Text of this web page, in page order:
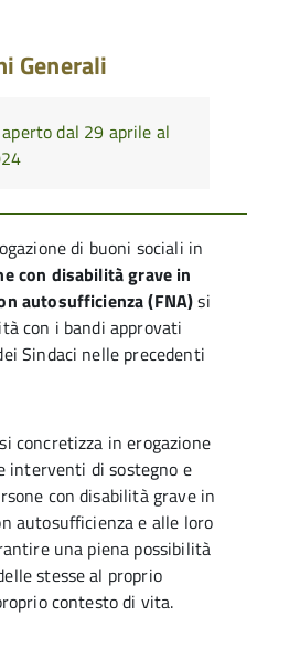
Generali
dal 29 aprile al
di buoni sociali in
con disabilità grave in
autosufficienza (FNA)si
con i bandi approvati
Sindaci nelle precedenti
concretizza in erogazione
interventi di sostegno e
con disabilità grave in
autosufficienza e alle loro
una piena possibilità
stesse al proprio
contesto di vita.